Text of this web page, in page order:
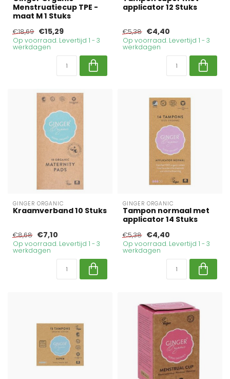
Menstruatiecup TPE -
maat M 1 Stuks
€18,69 €15,29
Op voorraad. Levertijd 1 - 3
werkdagen
applicator 12 Stuks
€5,38 €4,40
Op voorraad. Levertijd 1 - 3
werkdagen
GINGER ORGANIC
Kraamverband 10 Stuks
€8,68 €7,10
Op voorraad. Levertijd 1 - 3
werkdagen
GINGER ORGANIC
Tampon normaal met
applicator 14 Stuks
€5,38 €4,40
Op voorraad. Levertijd 1 - 3
werkdagen